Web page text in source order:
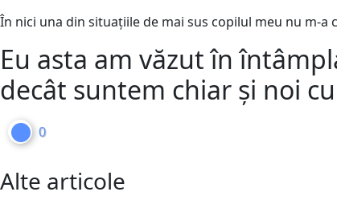
În nici una din situațiile de mai sus copilul meu nu m-
Eu asta am văzut în
decât suntem chiar și noi
0
Alte articole